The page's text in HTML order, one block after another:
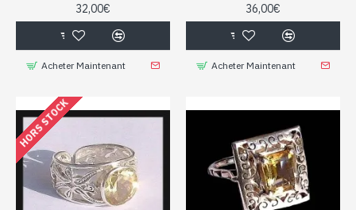
32,00€
Acheter Maintenant
36,00€
Acheter Maintenant
HORS STOCK